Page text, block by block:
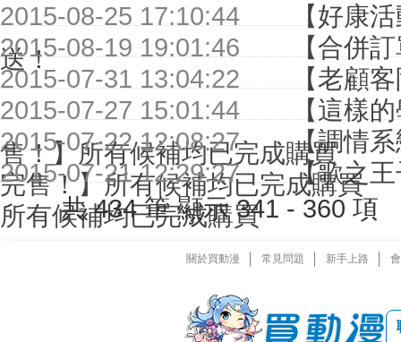
2015-08-25 17:10:44
【好康
送！
2015-08-19 19:01:46
【合併
2015-07-31 13:04:22
【老顧
2015-07-27 15:01:44
【這樣
售！】所有候補均已完成購買
2015-07-22 12:08:27
【調情
完售！】所有候補均已完成購買
2015-07-21 12:29:27
【歌之
所有候補均已完成購買
共 434 筆 顯示 341 - 360
關於買動漫 常見問題 新手上路